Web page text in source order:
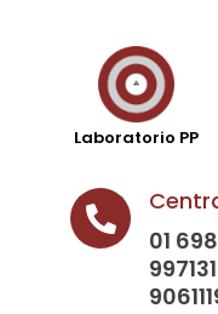
Laboratorio PP
01